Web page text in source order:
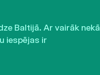
Baltijā. Ar vairāk nekā
iespējas ir